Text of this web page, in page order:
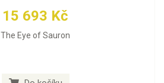
15 693 Kč
The Eye of Sauron